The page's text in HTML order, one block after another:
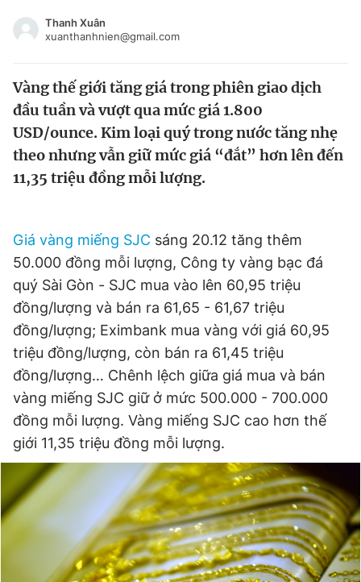
Video Magazine
Sản phẩm khác
Thông tin tòa soạn Liên hệ quảng cáo
Đọc Thanh Niên trên điện thoại
Theo dõi báo trên
Hotline
0906 645 777
Liên hệ quảng cáo
0908 780 404
Đặt báo Quảng cáo RSS Tòa soạn Chính sách bảo
Đăng xuất
Thanh Xuân
xuanthanhnien@gmail.com
Vàng thế giới tăng giá trong phiên giao dịch
đầu tuần và vượt qua mức giá 1.800
USD/ounce. Kim loại quý trong nước tăng nhẹ
theo nhưng vẫn giữ mức giá “đắt” hơn lên đến
11,35 triệu đồng mỗi lượng.
Giá vàng miếng SJC sáng 20.12 tăng thêm
50.000 đồng mỗi lượng, Công ty vàng bạc đá
quý Sài Gòn - SJC mua vào lên 60,95 triệu
đồng/lượng và bán ra 61,65 - 61,67 triệu
đồng/lượng; Eximbank mua vàng với giá 60,95
triệu đồng/lượng, còn bán ra 61,45 triệu
đồng/lượng… Chênh lệch giữa giá mua và bán
vàng miếng SJC giữ ở mức 500.000 - 700.000
đồng mỗi lượng. Vàng miếng SJC cao hơn thế
giới 11,35 triệu đồng mỗi lượng.